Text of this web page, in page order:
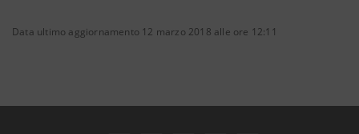
Data ultimo aggiornamento 12 marzo 2018 alle ore 12:11